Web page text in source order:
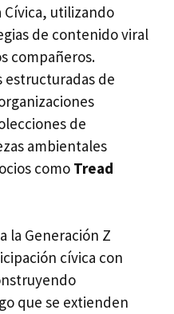
Cívica, utilizando
de contenido viral
compañeros.
de
de
ambientales
como Tread
la Generación Z
cívica con
que se extienden